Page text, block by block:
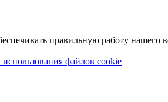
правильную работу нашего
файлов cookie